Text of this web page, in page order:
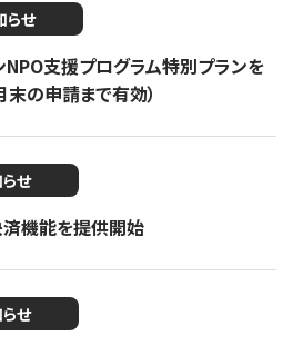
らせ
NPO支援プログラム特別プランを
の申請まで有効）
せ
機能を提供開始
せ